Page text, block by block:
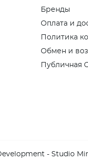
Бренды
Оплата и
Политика
Обмен и
Публичная
- Studio